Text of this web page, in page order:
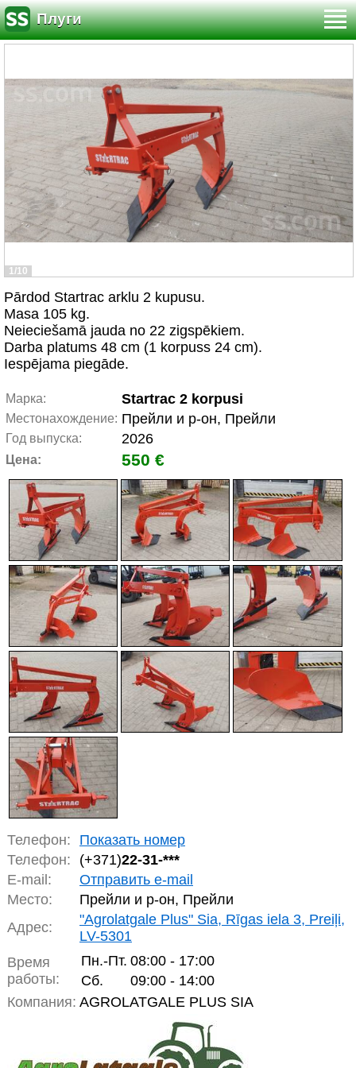
Плуги
1/10
Pārdod Startrac arklu 2 kupusu.
Masa 105 kg.
Neieciešamā jauda no 22 zigspēkiem.
Darba platums 48 cm (1 korpuss 24 cm).
Iespējama piegāde.
Марка: Startrac 2 korpusi
Местонахождение: Прейли и р-он, Прейли
Год выпуска: 2026
Цена: 550 €
Телефон:
Показать номер
Телефон:
(+371)22-31-***
E-mail:
Отправить e-mail
Место:
Прейли и р-он, Прейли
Адрес:
"Agrolatgale Plus" Sia, Rīgas iela 3, Preiļi,
LV-5301
Время
работы:
Пн.-Пт. 08:00 - 17:00
Сб.
09:00 - 14:00
Компания: AGROLATGALE PLUS SIA